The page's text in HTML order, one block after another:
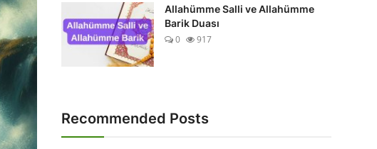
Allahümme Salli ve Allahümme
Barik Duası
0
917
Recommended Posts